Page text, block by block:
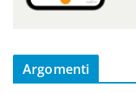
Argomenti